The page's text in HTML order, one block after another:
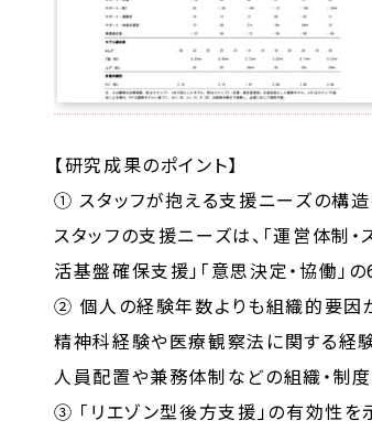
【研究成果のポイント】
① スタッフが抱える支援ニーズの構
スタッフの支援ニーズは、「運営体制・
活基盤確保支援」「意思決定・協働」
② 個人の経験年数よりも組織的要因
精神科経験や医療観察法に関する経
人員配置や兼務体制などの組織・制
③ 「リエゾン型後方支援」の有効性を